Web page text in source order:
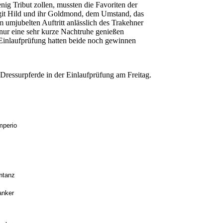
Tribut zollen, mussten die Favoriten der
Hild und ihr Goldmond, dem Umstand, das
umjubelten Auftritt anlässlich des Trakehner
eine sehr kurze Nachtruhe genießen
hatten beide noch gewinnen
in der Einlaufprüfung am Freitag.